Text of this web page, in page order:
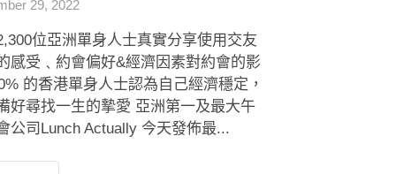
29, 2022
位亞洲單身人士真實分享使用交友
感受﹑約會偏好&經濟因素對約會的影
的香港單身人士認為自己經濟穩定，
好尋找一生的摯愛 亞洲第一及最大午
公司Lunch Actually 今天發佈最...